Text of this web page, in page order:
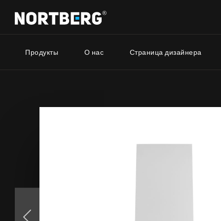
Продукты
Вытяжки Островные
Вытяжки Полновстраиваемые
Вытяжки Интегрированные
дома
О нас Страница дизайнера